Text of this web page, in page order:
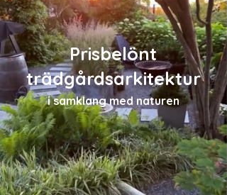
Prisbelönt
trädgårdsarkitektur
i samklang med naturen